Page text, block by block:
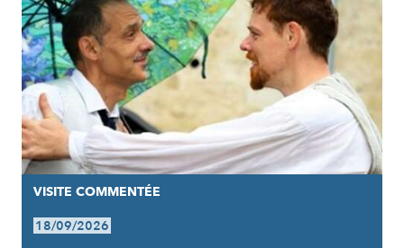
VISITE COMMENTÉE
18/09/2026